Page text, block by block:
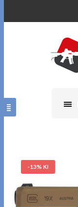
-13% KI